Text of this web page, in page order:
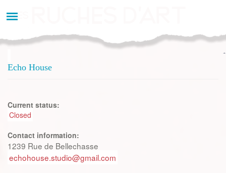
au
Echo House
Current status:
Closed
Contact information:
1239 Rue de Bellechasse
echohouse.studio@gmail.com